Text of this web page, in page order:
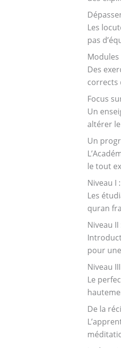
Les
Des
corrects
Focus
Un
altérer
Un
le tout
Niveau I
Les
quran
Niveau
pour
Niveau
Le
De la